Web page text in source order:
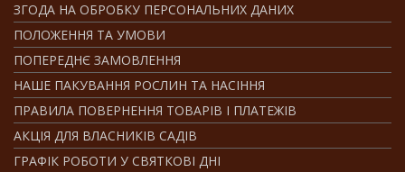
ЗГОДА НА ОБРОБКУ ПЕРСОНАЛЬНИХ ДАНИХ
ПОЛОЖЕННЯ ТА УМОВИ
ПОПЕРЕДНЄ ЗАМОВЛЕННЯ
НАШЕ ПАКУВАННЯ РОСЛИН ТА НАСІННЯ
ПРАВИЛА ПОВЕРНЕННЯ ТОВАРІВ І ПЛАТЕЖІВ
АКЦІЯ ДЛЯ ВЛАСНИКІВ САДІВ
ГРАФІК РОБОТИ У СВЯТКОВІ ДНІ